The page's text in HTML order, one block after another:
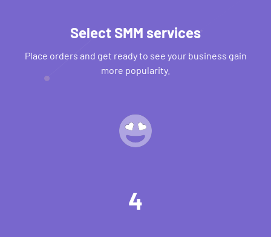
Select SMM services
Place orders and get ready to see your business gain
more popularity.
4